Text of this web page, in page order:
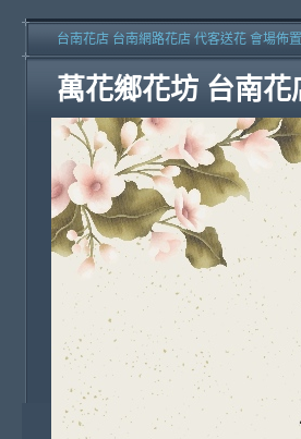
萬花鄉花坊 台南花
台南花店 台南網路花店 代客送花 會場佈